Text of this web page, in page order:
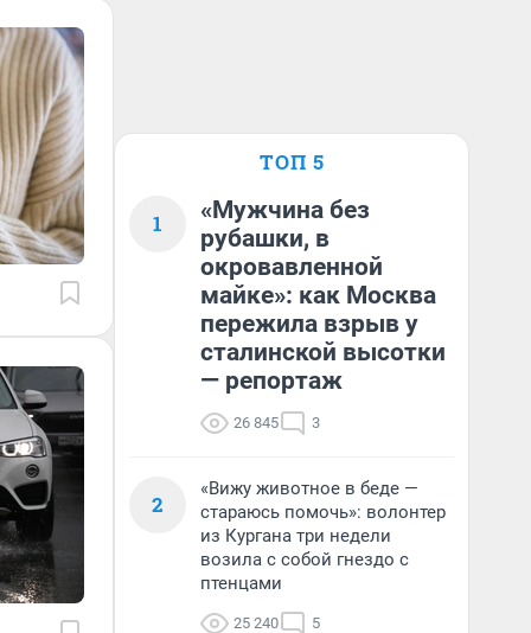
ТОП 5
1
«Мужчина без
рубашки, в
окровавленной
майке»: как Москва
пережила взрыв у
сталинской высотки
— репортаж
26 845 3
2
«Вижу животное в беде —
стараюсь помочь»: волонтер
из Кургана три недели
возила с собой гнездо с
птенцами
25 240 5